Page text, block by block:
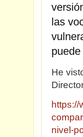
las
He
nivel-